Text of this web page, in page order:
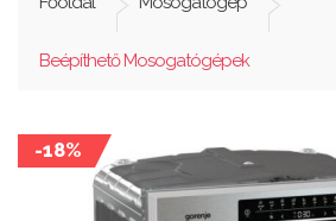
Beépíthető Mosogatógépek
-18%